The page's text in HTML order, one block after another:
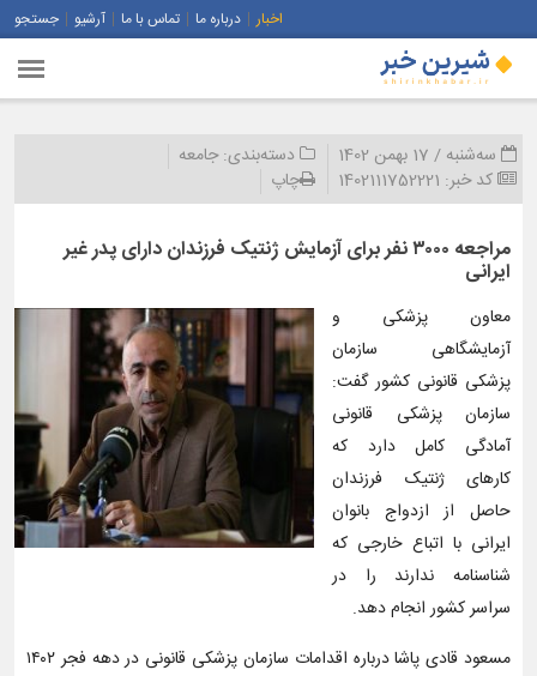
اخبار درباره ما تماس با ما آرشیو جستجو
سه‌شنبه / 17 بهمن 1402 دسته‌بندی:جامعه
کد خبر: 1402111752221 چاپ
مراجعه ۳۰۰۰ نفر برای آزمایش ژنتیک فرزندان دارای پدر غیر
ایرانی
معاون پزشکی و
آزمایشگاهی سازمان
پزشکی قانونی کشور گفت:
سازمان پزشکی قانونی
آمادگی کامل دارد که
کارهای ژنتیک فرزندان
حاصل از ازدواج بانوان
ایرانی با اتباع خارجی که
شناسنامه ندارند را در
سراسر کشور انجام دهد.
مسعود قادی پاشا درباره اقدامات سازمان پزشکی قانونی در دهه فجر ۱۴۰۲